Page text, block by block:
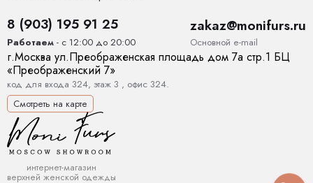
условиях в стиральной машине — химчистка не требуется.
Это один из самых важных и удобных функционалов
модели.
⸻
Мех наружу
Парка оснащена внутренними кнопками, которые позволяют
вывернуть мех наружу.
Закрепили кнопки — и получили премиальный эффект
8 (903) 195 91 25
Работаем - с 12:00 до 20:00
zakaz@monifurs.ru
Основной е-mail
г.Москва ул.Преображенская площадь дом 7а стр.1 БЦ
«Преображенский 7»
код для входа 324, этаж 3 , офис 324.
Смотреть на карте
интернет-магазин
верхней женской одежды